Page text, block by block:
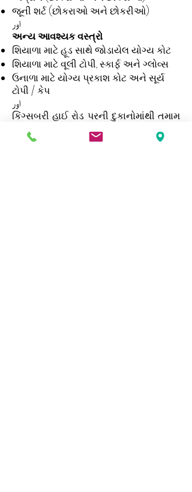
જૂની શર્ટ (છોકરાઓ અને છોકરીઓ)
اور
અન્ય આવશ્યક વસ્ત્રો
શિયાળા માટે હૂડ સાથે જોડાયેલ યોગ્ય કોટ
શિયાળા માટે વૂલી ટોપી, સ્કાર્ફ અને ગ્લોવ્સ
ઉનાળા માટે યોગ્ય પ્રકાશ કોટ અને સૂર્ય
ટોપી / કેપ
اور
કિંગ્સબરી હાઈ રોડ પરની દુકાનોમાંથી તમામ
ગણવેશ ખરીદી શકાય છે. કૃપા કરીને ખાતરી
કરો કે બધાં કપડાં વિદ્યાર્થીઓનાં નામ અને